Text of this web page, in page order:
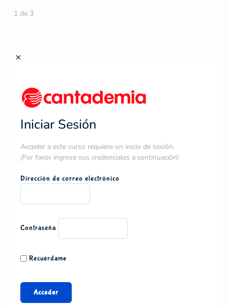
1 de 3
Iniciar Sesión
Acceder a este curso requiere un inicio de sesión.
¡Por favor ingrese sus credenciales a continuación!
Dirección de correo electrónico
Contraseña
Recuérdame